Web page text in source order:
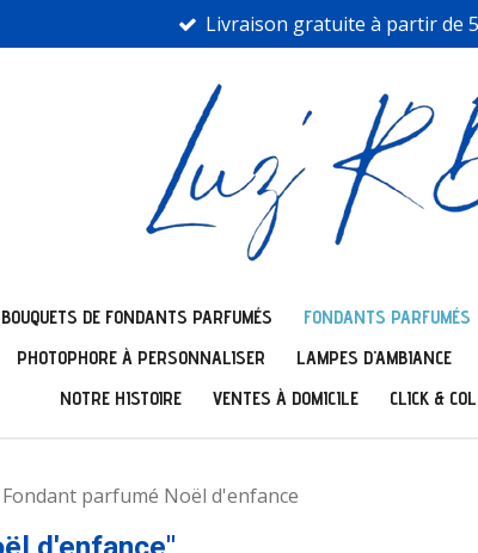
Livraison gratuite à partir de
BOUQUETS DE FONDANTS PARFUMÉS FONDANTS PARFUMÉS
PHOTOPHORE À PERSONNALISER LAMPES D'AMBIANCE
NOTRE HISTOIRE
VENTES À DOMICILE CLICK &
Fondant parfumé Noël d'enfance